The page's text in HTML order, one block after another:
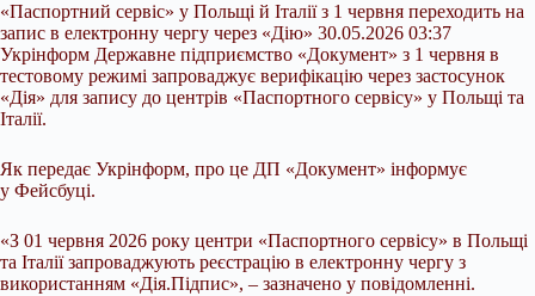
«Паспортний сервіс» у Польщі й Італії з 1 червня переходить на
запис в електронну чергу через «Дію» 30.05.2026 03:37
Укрінформ Державне підприємство «Документ» з 1 червня в
тестовому режимі запроваджує верифікацію через застосунок
«Дія» для запису до центрів «Паспортного сервісу» у Польщі та
Італії.
Як передає Укрінформ, про це ДП «Документ» інформує
у Фейсбуці.
«З 01 червня 2026 року центри «Паспортного сервісу» в Польщі
та Італії запроваджують реєстрацію в електронну чергу з
використанням «Дія.Підпис», – зазначено у повідомленні.